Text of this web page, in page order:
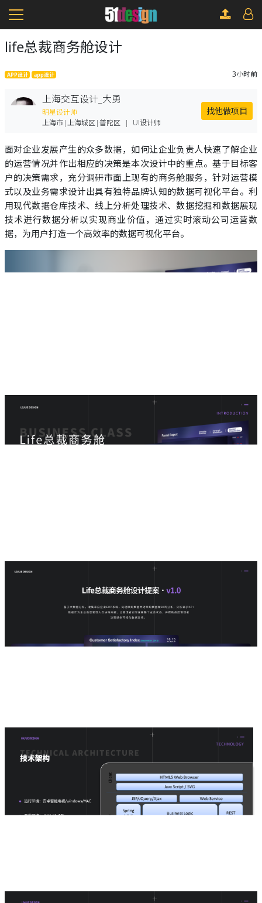
life总裁商务舱设计
APP设计 app设计 3小时前
上海交互设计_大勇
明星设计师
上海市|上海城区|普陀区 | UI设计师
找他做项目
面对企业发展产生的众多数据，如何让企业负责人快速了解企业
的运营情况并作出相应的决策是本次设计中的重点。基于目标客
户的决策需求，充分调研市面上现有的商务舱服务，针对运营模
式以及业务需求设计出具有独特品牌认知的数据可视化平台。利
用现代数据仓库技术、线上分析处理技术、数据挖掘和数据展现
技术进行数据分析以实现商业价值，通过实时滚动公司运营数
据，为用户打造一个高效率的数据可视化平台。